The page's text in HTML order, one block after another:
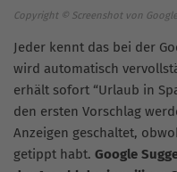
Copyright © Screenshot von Google
Jeder kennt das bei der
wird automatisch
erhält sofort “Urlaub in
den ersten Vorschlag
Anzeigen geschaltet,
getippt habt. Google